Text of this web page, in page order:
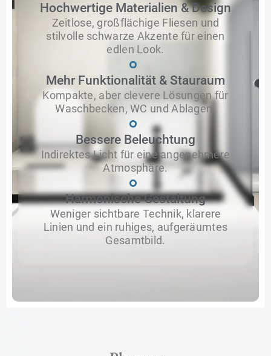
Hochwertige Materialien & Design
Zeitlose, großflächige Fliesen und
stilvolle schwarze Akzente für einen
edlen Look.
Mehr Funktionalität & Stauraum
Kompakte, aber clevere Lösungen für
Waschbecken, WC und Ablagen.
Bessere Beleuchtung
Indirektes Licht für eine angenehmere
Atmosphäre.
Harmonische Gestaltung
Weniger sichtbare Technik, klarere
Linien und ein ruhiges, aufgeräumtes
Gesamtbild.